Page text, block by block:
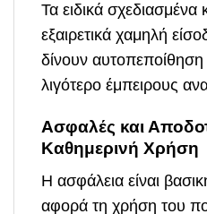
Τα ειδικά σχεδιασμένα
εξαιρετικά χαμηλή
δίνουν
λιγότερο έμπειρους
Ασφαλές και
Καθημερινή Χρήση
Η ασφάλεια είναι
αφορά τη χρήση του